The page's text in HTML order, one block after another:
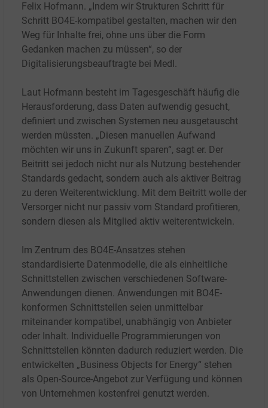
Felix Hofmann. „Indem wir Strukturen Schritt für
Schritt BO4E-kompatibel gestalten, machen wir den
Weg für Inhalte frei, ohne uns über die Form
Gedanken machen zu müssen“, so der
Digitalisierungsbeauftragte bei Medl.
Laut Hofmann besteht im Tagesgeschäft häufig die
Herausforderung, dass Daten aufwendig gesucht,
definiert und zwischen Systemen neu ausgetauscht
werden müssten. „Diesen manuellen Aufwand
möchten wir uns in Zukunft sparen“, sagt er. Der
Beitritt sei jedoch nicht nur als Nutzung bestehender
Standards gedacht, sondern auch als aktiver Beitrag
zu deren Weiterentwicklung. Mit dem Beitritt wolle der
Versorger nicht nur passiv vom Standard profitieren,
sondern diesen als Mitglied aktiv weiterentwickeln.
Im Zentrum des BO4E-Ansatzes stehen
standardisierte Datenmodelle, die als einheitliche
Schnittstellen zwischen verschiedenen Software-
Anwendungen dienen. Anwendungen mit BO4E-
konformen Schnittstellen seien unmittelbar
miteinander kompatibel, unabhängig von Anbieter
oder Inhalt. Individuelle Programmierungen von
Schnittstellen könnten dadurch reduziert werden. Die
entwickelten „Business Objects for Energy“ stehen
als Open-Source-Angebot zur Verfügung und können
von Unternehmen kostenfrei genutzt werden.